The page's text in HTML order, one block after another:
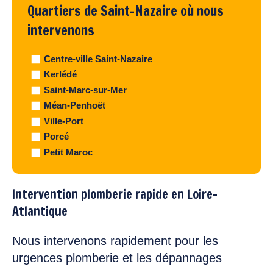
Quartiers de Saint-Nazaire où nous
intervenons
Centre-ville Saint-Nazaire
Kerlédé
Saint-Marc-sur-Mer
Méan-Penhoët
Ville-Port
Porcé
Petit Maroc
Intervention plomberie rapide en Loire-
Atlantique
Nous intervenons rapidement pour les
urgences plomberie et les dépannages